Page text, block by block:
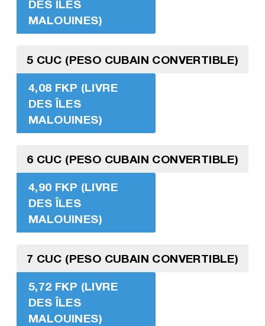
DES ÎLES
MALOUINES)
5 CUC (PESO CUBAIN CONVERTIBLE)
4,08 FKP (LIVRE
DES ÎLES
MALOUINES)
6 CUC (PESO CUBAIN CONVERTIBLE)
4,90 FKP (LIVRE
DES ÎLES
MALOUINES)
7 CUC (PESO CUBAIN CONVERTIBLE)
5,72 FKP (LIVRE
DES ÎLES
MALOUINES)